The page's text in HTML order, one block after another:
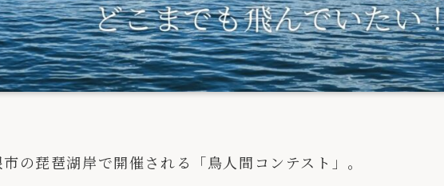
の琵琶湖岸で開催される「鳥人間コンテスト」。